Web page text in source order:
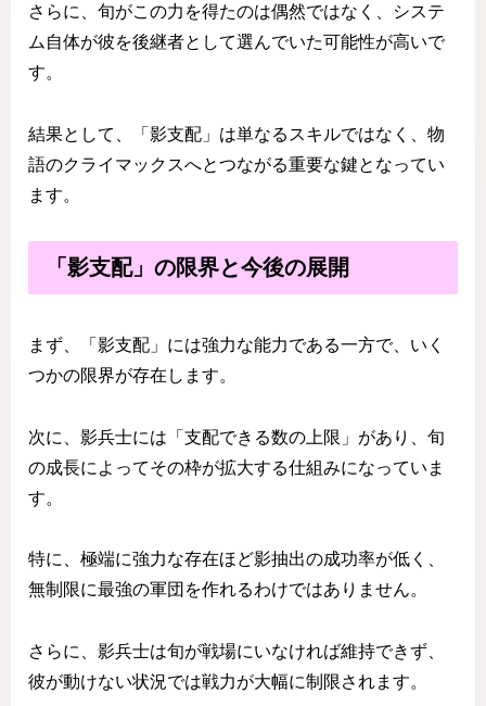
さらに、旬がこの力を得たのは偶然ではなく、システ
ム自体が彼を後継者として選んでいた可能性が高いで
す。
結果として、「影支配」は単なるスキルではなく、物
語のクライマックスへとつながる重要な鍵となってい
ます。
「影支配」の限界と今後の展開
まず、「影支配」には強力な能力である一方で、いく
つかの限界が存在します。
次に、影兵士には「支配できる数の上限」があり、旬
の成長によってその枠が拡大する仕組みになっていま
す。
特に、極端に強力な存在ほど影抽出の成功率が低く、
無制限に最強の軍団を作れるわけではありません。
さらに、影兵士は旬が戦場にいなければ維持できず、
彼が動けない状況では戦力が大幅に制限されます。